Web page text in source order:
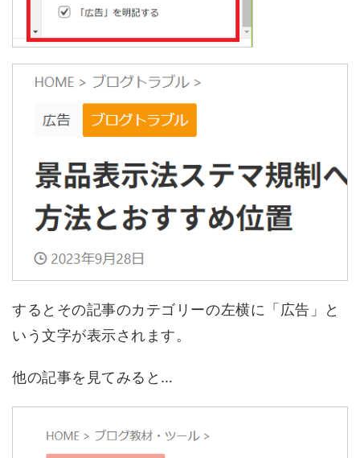
するとその記事のカテゴリーの左横に「広告」と
いう文字が表示されます。
他の記事を見てみると…